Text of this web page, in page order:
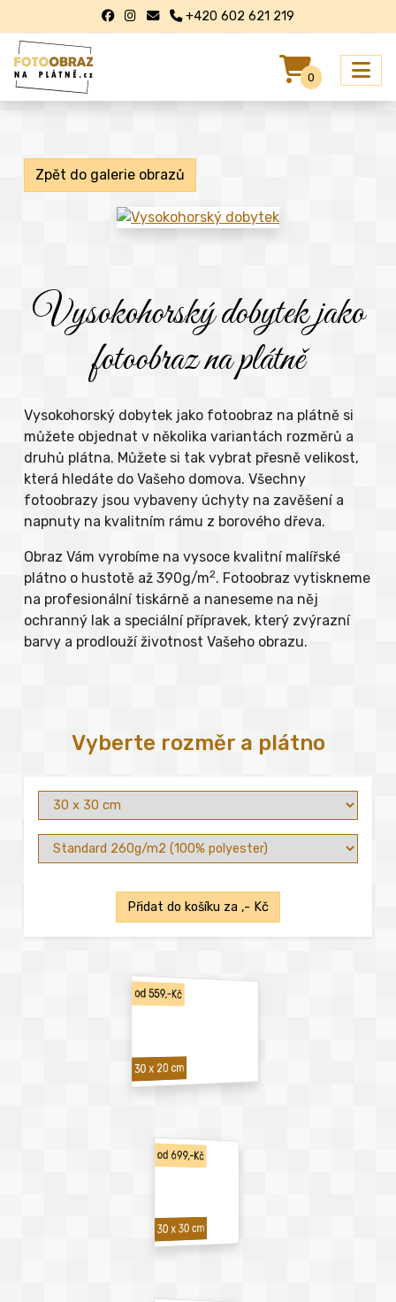
+420 602 621 219
0
Zpět do galerie obrazů
Vysokohorský dobytek jako
fotoobraz na plátně
Vysokohorský dobytek jako fotoobraz na plátně si
můžete objednat v několika variantách rozměrů a
druhů plátna. Můžete si tak vybrat přesně velikost,
která hledáte do Vašeho domova. Všechny
fotoobrazy jsou vybaveny úchyty na zavěšení a
napnuty na kvalitním rámu z borového dřeva.
Obraz Vám vyrobíme na vysoce kvalitní malířské
plátno o hustotě až 390g/m2. Fotoobraz vytiskneme
na profesionální tiskárně a naneseme na něj
ochranný lak a speciální přípravek, který zvýrazní
barvy a prodlouží životnost Vašeho obrazu.
Vyberte rozměr a plátno
Přidat do košíku za ,- Kč
od 559,-Kč
30 x 20 cm
od 699,-Kč
30 x 30 cm